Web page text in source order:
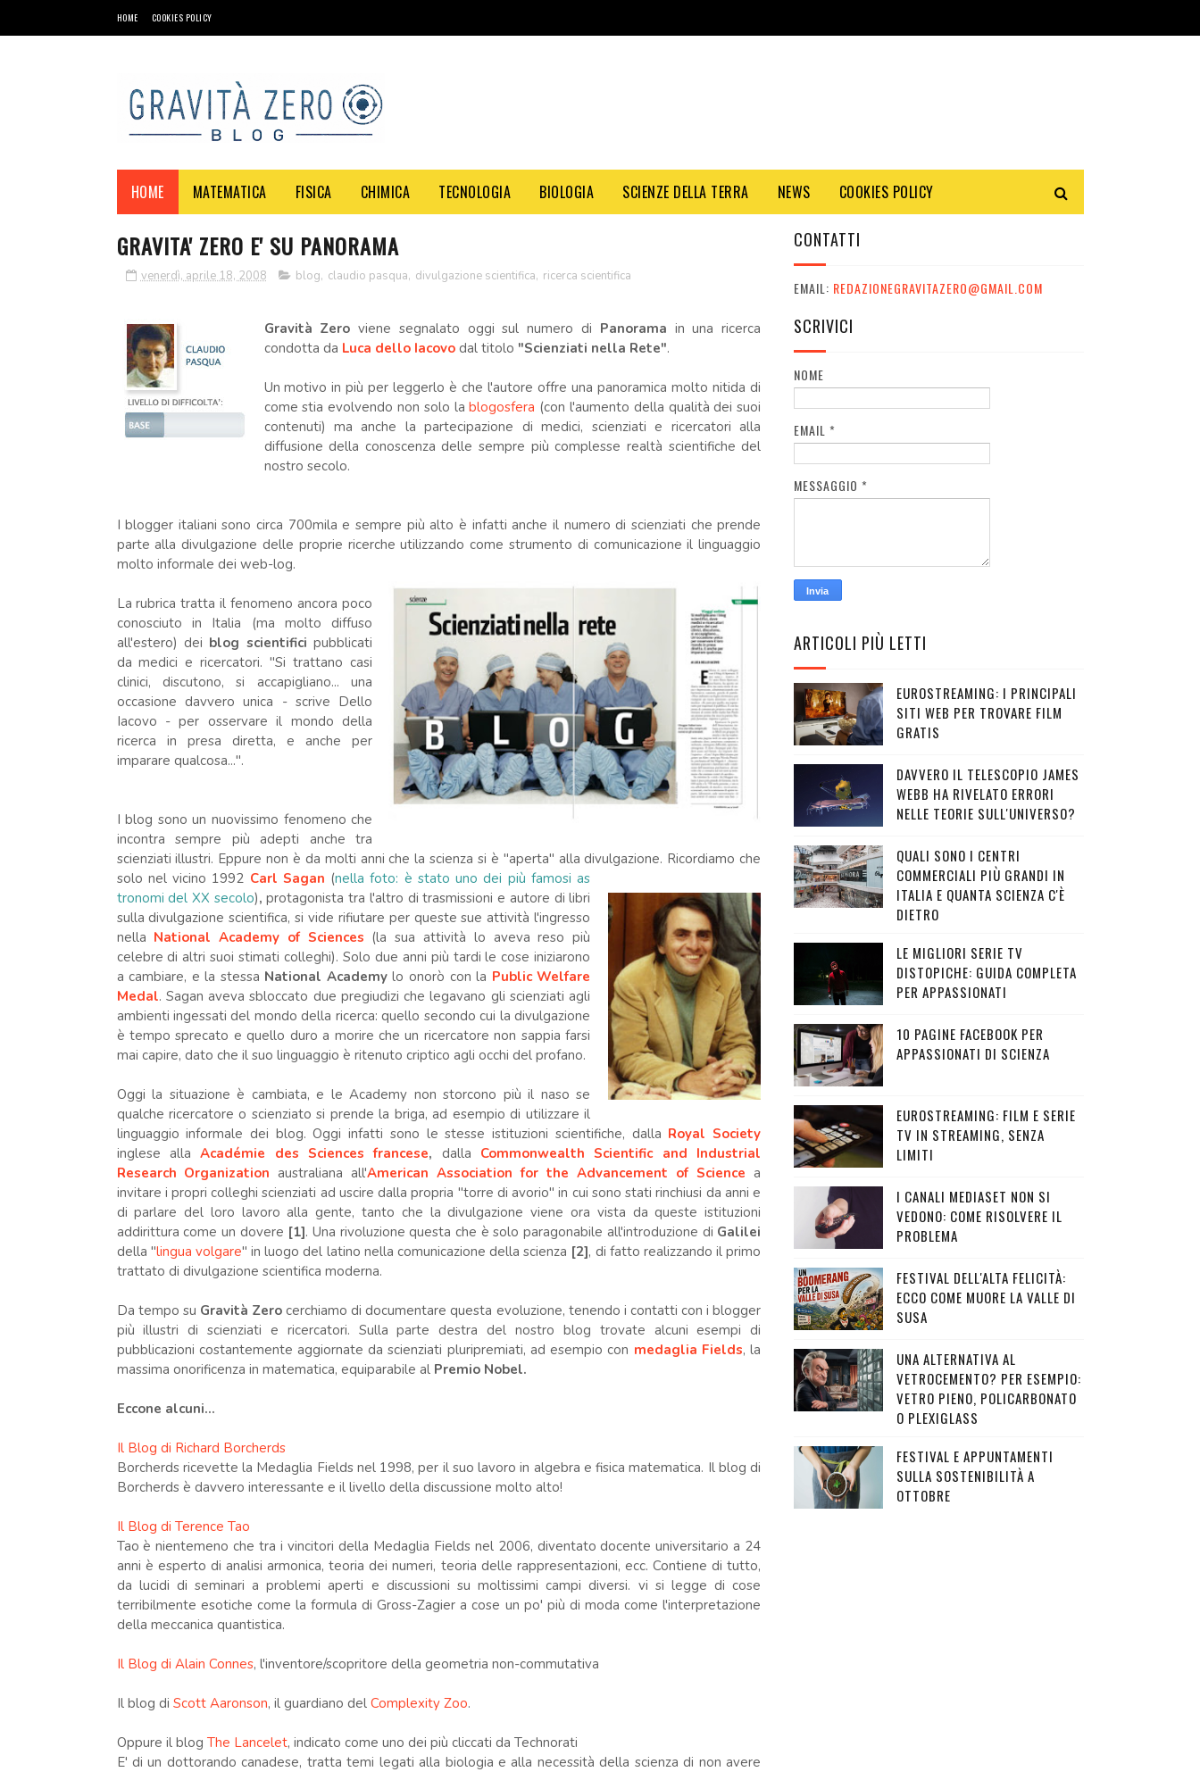
HOME COOKIES POLICY
HOME MATEMATICA FISICA CHIMICA TECNOLOGIA BIOLOGIA SCIENZE DELLA TERRA NEWS COOKIES POLICY
GRAVITA' ZERO E' SU PANORAMA
venerdì, aprile 18, 2008 blog, claudio pasqua, divulgazione scientifica, ricerca scientifica
Gravità Zeroviene segnalato oggi sul numero di Panorama in una ricerca
condotta da Luca dello Iacovodal titolo "Scienziati nella Rete".
Un motivo in più per leggerlo è che l'autore offre una panoramica molto nitida di
come stia evolvendo non solo lablogosfera (con l'aumento della qualità dei suoi
contenuti) ma anche la partecipazione di medici, scienziati e ricercatori alla
diffusione della conoscenza delle sempre più complesse realtà scientifiche del
nostro secolo.
I blogger italiani sono circa 700mila e sempre più alto è infatti anche il numero di scienziati che prende
parte alla divulgazione delle proprie ricerche utilizzando come strumento di comunicazione il linguaggio
molto informale dei web-log.
La rubrica tratta il fenomeno ancora poco
conosciuto in Italia (ma molto diffuso
all'estero) dei blog scientifici pubblicati
da medici e ricercatori. "Si trattano casi
clinici, discutono, si accapigliano... una
occasione davvero unica - scrive Dello
Iacovo - per osservare il mondo della
ricerca in presa diretta, e anche per
imparare qualcosa...".
I blog sono un nuovissimo fenomeno che
incontra sempre più adepti anche tra
scienziati illustri. Eppure non è da molti anni che la scienza si è "aperta" alla divulgazione. Ricordiamo che
solo nel vicino 1992 Carl Sagan (nella foto: è stato uno dei più famosi as
tronomi del XX secolo), protagonista tra l'altro di trasmissioni e autore di libri
sulla divulgazione scientifica, si vide rifiutare per queste sue attività l'ingresso
nella National Academy of Sciences (la sua attività lo aveva reso più
celebre di altri suoi stimati colleghi). Solo due anni più tardi le cose iniziarono
a cambiare, e la stessa National Academylo onorò con la Public Welfare
Medal. Sagan aveva sbloccato due pregiudizi che legavano gli scienziati agli
ambienti ingessati del mondo della ricerca: quello secondo cui la divulgazione
è tempo sprecato e quello duro a morire che un ricercatore non sappia farsi
mai capire, dato che il suo linguaggio è ritenuto criptico agli occhi del profano.
Oggi la situazione è cambiata, e le Academy non storcono più il naso se
qualche ricercatore o scienziato si prende la briga, ad esempio di utilizzare il
linguaggio informale dei blog. Oggi infatti sono le stesse istituzioni scientifiche, dalla Royal Society
inglese allaAcadémie des Sciences francese, dalla Commonwealth Scientific and Industrial
Research Organization australiana all'American Association for the Advancement of Science a
invitare i propri colleghi scienziati ad uscire dalla propria "torre di avorio" in cui sono stati rinchiusi da anni e
di parlare del loro lavoro alla gente, tanto che la divulgazione viene ora vista da queste istituzioni
addirittura come un dovere [1]. Una rivoluzione questa che è solo paragonabile all'introduzione di Galilei
della "lingua volgare" in luogo del latino nella comunicazione della scienza [2], di fatto realizzando il primo
trattato di divulgazione scientifica moderna.
Da tempo su Gravità Zerocerchiamo di documentare questa evoluzione, tenendo i contatti con i blogger
più illustri di scienziati e ricercatori. Sulla parte destra del nostro blog trovate alcuni esempi di
pubblicazioni costantemente aggiornate da scienziati pluripremiati, ad esempio con medaglia Fields, la
massima onorificenza in matematica, equiparabile al Premio Nobel.
Eccone alcuni...
Il Blog di Richard Borcherds
Borcherds ricevette la Medaglia Fields nel 1998, per il suo lavoro in algebra e fisica matematica. Il blog di
Borcherds è davvero interessante e il livello della discussione molto alto!
Il Blog di Terence Tao
Tao è nientemeno che tra i vincitori della Medaglia Fields nel 2006, diventato docente universitario a 24
anni è esperto di analisi armonica, teoria dei numeri, teoria delle rappresentazioni, ecc. Contiene di tutto,
da lucidi di seminari a problemi aperti e discussioni su moltissimi campi diversi. vi si legge di cose
terribilmente esotiche come la formula di Gross-Zagier a cose un po' più di moda come l'interpretazione
della meccanica quantistica.
Il Blog di Alain Connes, l'inventore/scopritore della geometria non-commutativa
Il blog di Scott Aaronson, il guardiano del Complexity Zoo.
Oppure il blog The Lancelet, indicato come uno dei più cliccati da Technorati
E' di un dottorando canadese, tratta temi legati alla biologia e alla necessità della scienza di non avere
CONTATTI
EMAIL: REDAZIONEGRAVITAZERO@GMAIL.COM
SCRIVICI
NOME
EMAIL *
MESSAGGIO *
ARTICOLI PIÙ LETTI
EUROSTREAMING: I PRINCIPALI
SITI WEB PER TROVARE FILM
GRATIS
DAVVERO IL TELESCOPIO JAMES
WEBB HA RIVELATO ERRORI
NELLE TEORIE SULL'UNIVERSO?
QUALI SONO I CENTRI
COMMERCIALI PIÙ GRANDI IN
ITALIA E QUANTA SCIENZA C'È
DIETRO
LE MIGLIORI SERIE TV
DISTOPICHE: GUIDA COMPLETA
PER APPASSIONATI
10 PAGINE FACEBOOK PER
APPASSIONATI DI SCIENZA
EUROSTREAMING: FILM E SERIE
TV IN STREAMING, SENZA
LIMITI
I CANALI MEDIASET NON SI
VEDONO: COME RISOLVERE IL
PROBLEMA
FESTIVAL DELL'ALTA FELICITÀ:
ECCO COME MUORE LA VALLE DI
SUSA
UNA ALTERNATIVA AL
VETROCEMENTO? PER ESEMPIO:
VETRO PIENO, POLICARBONATO
O PLEXIGLASS
FESTIVAL E APPUNTAMENTI
SULLA SOSTENIBILITÀ A
OTTOBRE